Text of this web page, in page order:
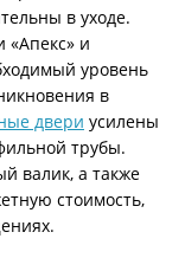
в уходе.
«Апекс» и
уровень
в
двери усилены
трубы.
валик, а также
стоимость,